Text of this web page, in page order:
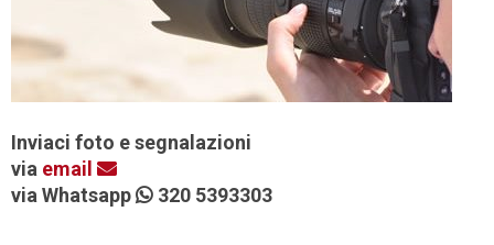
Inviaci foto e segnalazioni
via email
via Whatsapp
320 5393303